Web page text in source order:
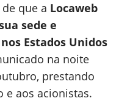
que a Locaweb
sede e
Estados Unidos
na noite
prestando
e aos acionistas.